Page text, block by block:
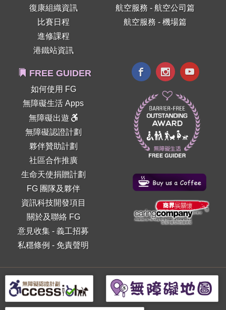
復康組織資訊
比賽日程
進修課程
港鐵站資訊
航空服務 - 航空公司篇
航空服務 - 機場篇
FREE GUIDER
如何使用 FG
無障礙生活 Apps
無障礙出遊
無障礙認證計劃
夥伴贊助計劃
社區合作推廣
生命天使捐贈計劃
FG 團隊及夥伴
資訊科技開發項目
關於及聯絡 FG
意見收集 -義工招募
私穩條例 - 免責聲明